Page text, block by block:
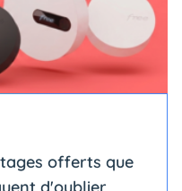
offerts que